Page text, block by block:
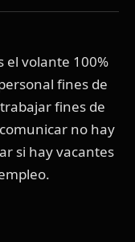
el volante 100%
fines de
fines de
no hay
si hay vacantes